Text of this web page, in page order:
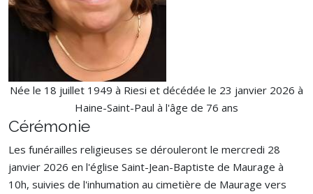
Née le 18 juillet 1949 à Riesi et décédée le 23 janvier 2026 à
Haine-Saint-Paul à l'âge de 76 ans
Cérémonie
Les funérailles religieuses se dérouleront le mercredi 28
janvier 2026 en l'église Saint-Jean-Baptiste de Maurage à
10h, suivies de l'inhumation au cimetière de Maurage vers